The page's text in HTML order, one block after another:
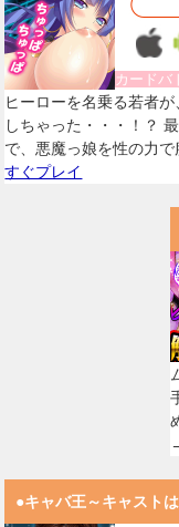
カードバ
ヒーローを名乗る若者
しちゃった・・・！？
で、悪魔っ娘を性の力
すぐプレイ
●キャバ王～キャスト